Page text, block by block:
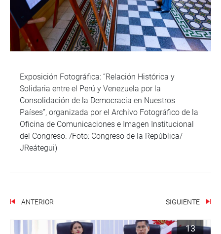
Exposición Fotográfica: “Relación Histórica y
Solidaria entre el Perú y Venezuela por la
Consolidación de la Democracia en Nuestros
Países”, organizada por el Archivo Fotográfico de la
Oficina de Comunicaciones e Imagen Institucional
del Congreso. /Foto: Congreso de la República/
JReátegui)
ANTERIOR SIGUIENTE
13